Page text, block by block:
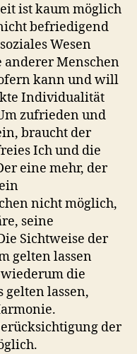
ist kaum möglich
befriedigend
Wesen
Menschen
kann und will
Individualität
zufrieden und
braucht der
Ich und die
eine mehr, der
nicht möglich,
seine
Sichtweise der
gelten lassen
die
gelten lassen,
der